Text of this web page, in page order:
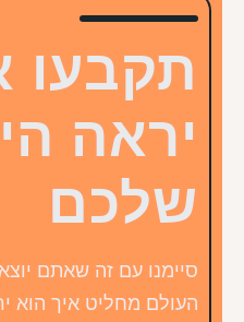
תקבעו
יראה
שלכם
סיימנו עם זה שאתם
העולם מחליט איך הוא